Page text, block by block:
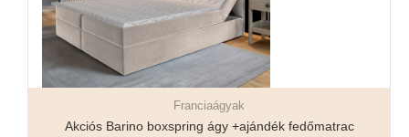
Részletek...Franciaágyak
Akciós Barino boxspring ágy +ajándék fedőmatrac